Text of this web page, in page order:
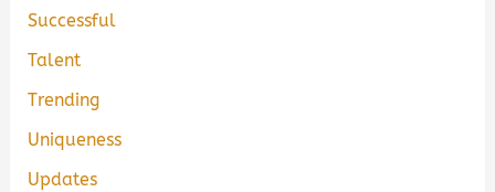
Successful
Talent
Trending
Uniqueness
Updates